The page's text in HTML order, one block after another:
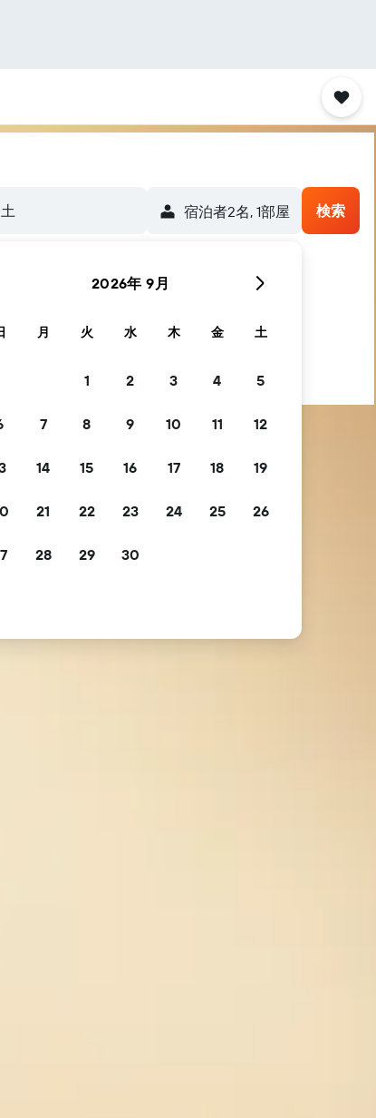
宿泊者2名, 1​部屋 検索
2026年 9月
月 火 水 木 金 土
1 2 3 4 5
7 8 9 10 11 12
14 15 16 17 18 19
21 22 23 24 25 26
28 29 30